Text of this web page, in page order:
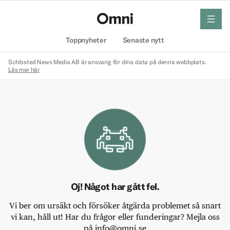
Toppnyheter Senaste nytt
meny
Schibsted News Media AB är ansvarig för dina data på denna webbplats.
Läs mer här
Oj! Något har gått fel.
Vi ber om ursäkt och försöker åtgärda problemet så snart
vi kan, håll ut! Har du frågor eller funderingar? Mejla oss